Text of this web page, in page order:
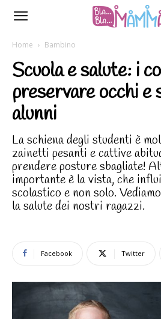
Home Bambino
Scuola e salute: i
preservare occhi e
alunni
La schiena degli studenti è
zainetti pesanti e cattive
prendere posture sbagliate!
importante è la vista, che
scolastico e non solo.
la salute dei nostri ragazzi.
Facebook Twitter